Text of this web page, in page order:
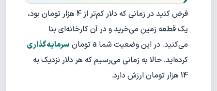
فرض کنید در زمانی که دلار کم‌تر از 4 هزار تومان بود،
یک قطعه زمین می‌خرید و در آن کارخانه‌ای بنا
می‌کنید. در این وضعیت شما a تومان
سرمایه‌گذاری
کرده‌اید. حالا به زمانی می‌رسیم که هر دلار نزدیک به
14 هزار تومان ارزش دارد.